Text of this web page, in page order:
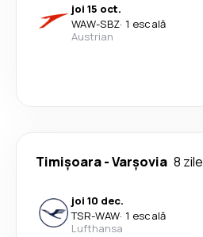
joi 15 oct.
WAW-SBZ· 1 escală
Austrian
Timișoara-Varşovia 8 zile
joi 10 dec.
TSR-WAW· 1 escală
Lufthansa